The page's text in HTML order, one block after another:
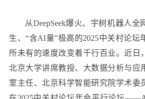
从DeepSeek爆火、宇树机器人
生、“含AI量”极高的2025中关村论坛
所未有的速度改变着千行百业。近日
北京大学讲席教授、大数据分析与应
室主任、北京科学智能研究院学术委